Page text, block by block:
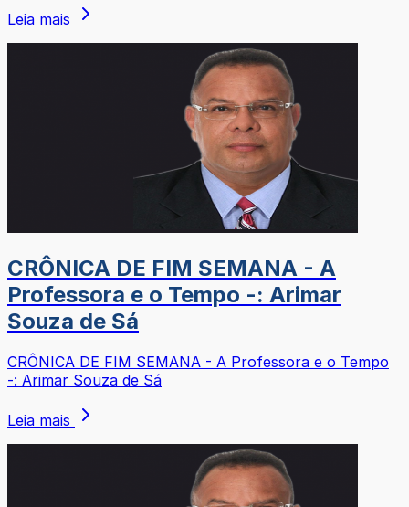
Leia mais
CRÔNICA DE FIM SEMANA - A
Professora e o Tempo -: Arimar
Souza de Sá
CRÔNICA DE FIM SEMANA - A Professora e o Tempo
-: Arimar Souza de Sá
Leia mais